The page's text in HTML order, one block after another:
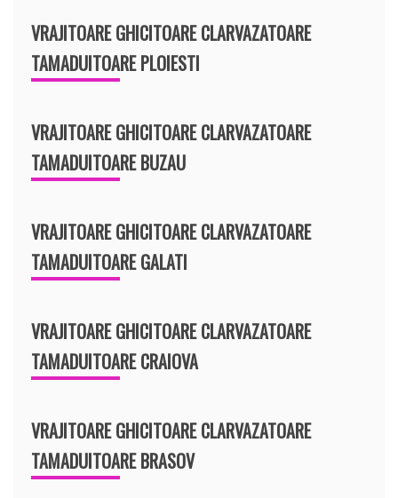
VRAJITOARE GHICITOARE CLARVAZATOARE
TAMADUITOARE PLOIESTI
VRAJITOARE GHICITOARE CLARVAZATOARE
TAMADUITOARE BUZAU
VRAJITOARE GHICITOARE CLARVAZATOARE
TAMADUITOARE GALATI
VRAJITOARE GHICITOARE CLARVAZATOARE
TAMADUITOARE CRAIOVA
VRAJITOARE GHICITOARE CLARVAZATOARE
TAMADUITOARE BRASOV